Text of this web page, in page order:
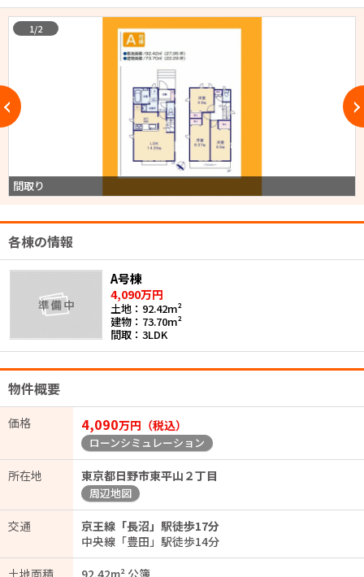
間取り
1/2
各棟の情報
A号棟
4,090万円
土地：92.42m²
建物：73.70m²
間取：3LDK
物件概要
価格 4,090万円（税込）
ローンシミュレーション
所在地 東京都日野市東平山２丁目
周辺地図
交通
京王線「長沼」駅徒歩17分
中央線「豊田」駅徒歩14分
土地面積
92.42m² 公簿